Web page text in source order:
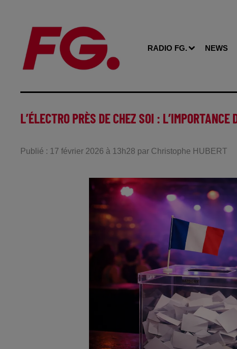
RADIO FG. NEWS
L’ÉLECTRO PRÈS DE CHEZ SOI :
Publié : 17 février 2026 à 13h28 par Christophe HUBERT